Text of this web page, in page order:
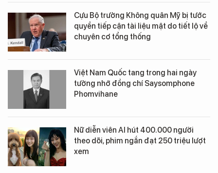
Cựu Bộ trưởng Không quân Mỹ bị tước
quyền tiếp cận tài liệu mật do tiết lộ về
chuyên cơ tổng thống
Việt Nam Quốc tang trong hai ngày
tưởng nhớ đồng chí Saysomphone
Phomvihane
Nữ diễn viên AI hút 400.000 người
theo dõi, phim ngắn đạt 250 triệu lượt
xem